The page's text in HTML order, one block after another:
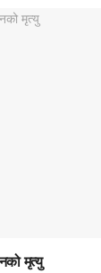
मृत्यु